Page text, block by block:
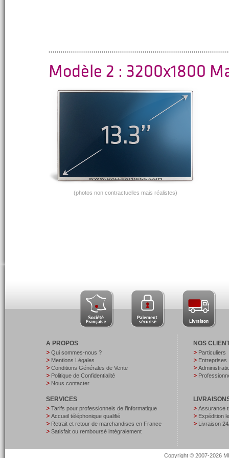
Modèle 2 : 3200x1800
(photos non contractuelles mais réalistes)
A PROPOS
Qui sommes-nous ?
Mentions Légales
Conditions Générales de Vente
Politique de Confidentialité
Nous contacter
SERVICES
Tarifs pour professionnels de l’informatique
Accueil téléphonique qualifié
Retrait et retour de marchandises en France
Satisfait ou remboursé intégralement
NOS
Particuliers
Entreprises
Assurance
Expédition
Livraison
Copyright © 2007-2026